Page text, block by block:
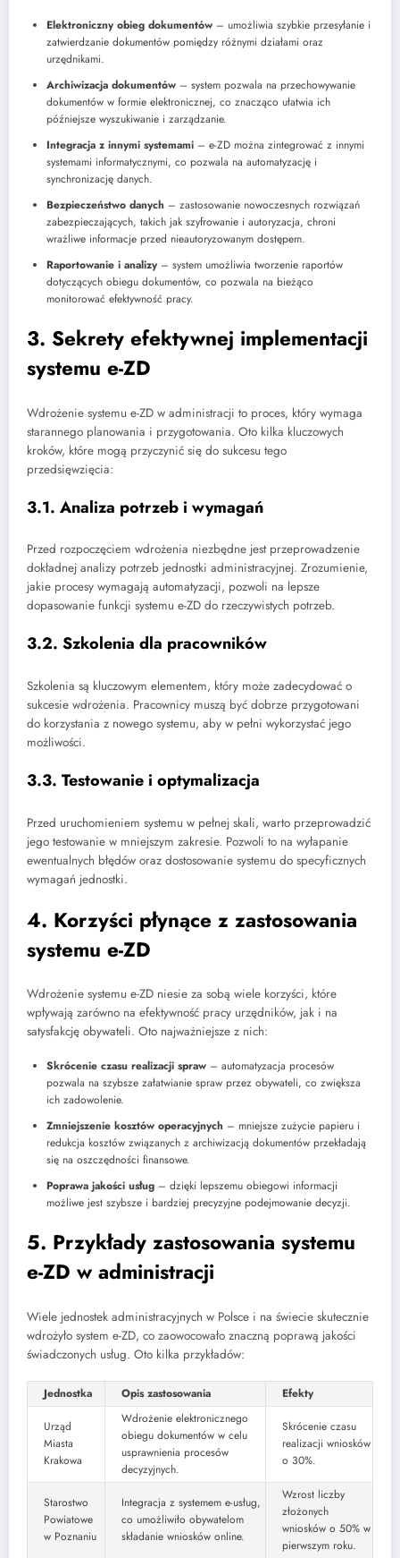
Elektroniczny obieg dokumentów – umożliwia szybkie przesyłanie i
zatwierdzanie dokumentów pomiędzy różnymi działami oraz
urzędnikami.
Archiwizacja dokumentów – system pozwala na przechowywanie
dokumentów w formie elektronicznej, co znacząco ułatwia ich
późniejsze wyszukiwanie i zarządzanie.
Integracja z innymi systemami – e-ZD można zintegrować z innymi
systemami informatycznymi, co pozwala na automatyzację i
synchronizację danych.
Bezpieczeństwo danych – zastosowanie nowoczesnych rozwiązań
zabezpieczających, takich jak szyfrowanie i autoryzacja, chroni
wrażliwe informacje przed nieautoryzowanym dostępem.
Raportowanie i analizy– system umożliwia tworzenie raportów
dotyczących obiegu dokumentów, co pozwala na bieżąco
monitorować efektywność pracy.
3. Sekrety efektywnej implementacji
systemu e-ZD
Wdrożenie systemu e-ZD w administracji to proces, który wymaga
starannego planowania i przygotowania. Oto kilka kluczowych
kroków, które mogą przyczynić się do sukcesu tego
przedsięwzięcia:
3.1. Analiza potrzeb i wymagań
Przed rozpoczęciem wdrożenia niezbędne jest przeprowadzenie
dokładnej analizy potrzeb jednostki administracyjnej. Zrozumienie,
jakie procesy wymagają automatyzacji, pozwoli na lepsze
dopasowanie funkcji systemu e-ZD do rzeczywistych potrzeb.
3.2. Szkolenia dla pracowników
Szkolenia są kluczowym elementem, który może zadecydować o
sukcesie wdrożenia. Pracownicy muszą być dobrze przygotowani
do korzystania z nowego systemu, aby w pełni wykorzystać jego
możliwości.
3.3. Testowanie i optymalizacja
Przed uruchomieniem systemu w pełnej skali, warto przeprowadzić
jego testowanie w mniejszym zakresie. Pozwoli to na wyłapanie
ewentualnych błędów oraz dostosowanie systemu do specyficznych
wymagań jednostki.
4. Korzyści płynące z zastosowania
systemu e-ZD
Wdrożenie systemu e-ZD niesie za sobą wiele korzyści, które
wpływają zarówno na efektywność pracy urzędników, jak i na
satysfakcję obywateli. Oto najważniejsze z nich:
Skrócenie czasu realizacji spraw – automatyzacja procesów
pozwala na szybsze załatwianie spraw przez obywateli, co zwiększa
ich zadowolenie.
Zmniejszenie kosztów operacyjnych – mniejsze zużycie papieru i
redukcja kosztów związanych z archiwizacją dokumentów przekładają
się na oszczędności finansowe.
Poprawa jakości usług – dzięki lepszemu obiegowi informacji
możliwe jest szybsze i bardziej precyzyjne podejmowanie decyzji.
5. Przykłady zastosowania systemu
e-ZD w administracji
Wiele jednostek administracyjnych w Polsce i na świecie skutecznie
wdrożyło system e-ZD, co zaowocowało znaczną poprawą jakości
świadczonych usług. Oto kilka przykładów:
Jednostka Opis zastosowania Efekty
Urząd
Miasta
Krakowa
Wdrożenie elektronicznego
obiegu dokumentów w celu
usprawnienia procesów
decyzyjnych.
Skrócenie czasu
realizacji wniosków
o 30%.
Starostwo
Powiatowe
w Poznaniu
Integracja z systemem e-usług,
co umożliwiło obywatelom
składanie wniosków online.
Wzrost liczby
złożonych
wniosków o 50% w
pierwszym roku.